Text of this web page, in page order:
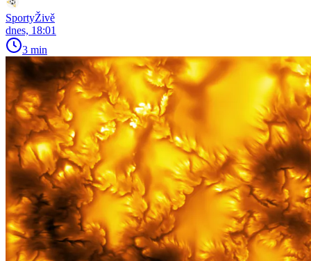
SportyŽivě
dnes, 18:01
3 min